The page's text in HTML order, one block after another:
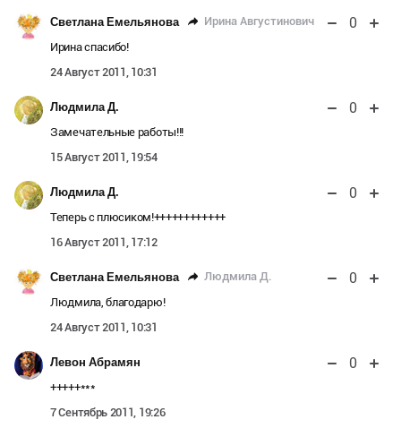
Светлана Емельянова Ирина Августинович 0
Ирина спасибо!
24 Август 2011, 10:31
Людмила Д. 0
Замечательные работы!!!
15 Август 2011, 19:54
Людмила Д. 0
Теперь с плюсиком!++++++++++++
16 Август 2011, 17:12
Светлана Емельянова Людмила Д. 0
Людмила, благодарю!
24 Август 2011, 10:31
Левон Абрамян 0
+++++***
7 Сентябрь 2011, 19:26